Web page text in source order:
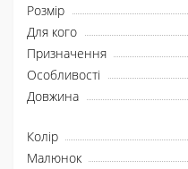
Розмір
Для кого
Призначення
Особливості
Довжина
Колір
Малюнок